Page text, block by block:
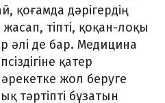
қоғамда дәрігердің
тіпті, қоқан-лоқы
әлі де бар. Медицина
қатер
әрекетке жол беруге
тәртіпті бұзатын